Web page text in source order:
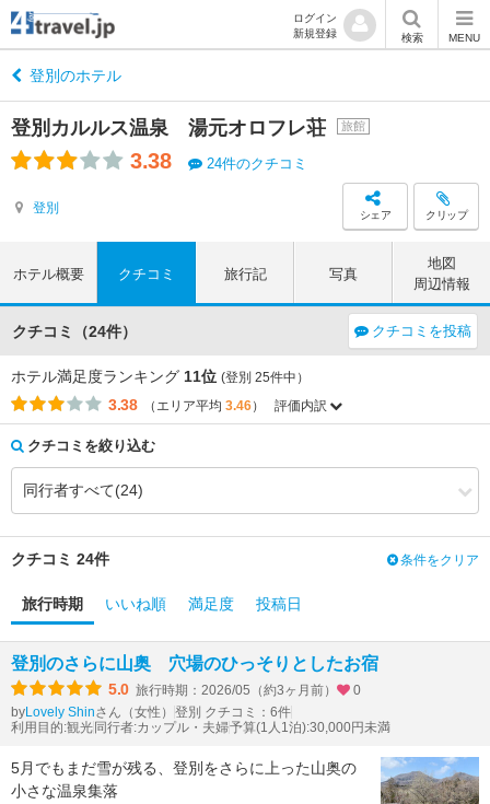
ログイン
新規登録
検索 MENU
登別のホテル
登別カルルス温泉 湯元オロフレ荘 旅館
3.38 24件のクチコミ
登別 シェア クリップ
ホテル概要 クチコミ 旅行記 写真
地図
周辺情報
クチコミ（24件） クチコミを投稿
ホテル満足度ランキング 11位 (登別 25件中）
3.38 （エリア平均 3.46）
評価内訳
評価項目
エリア平均
このホテルの平均
アクセス
コストパフォーマンス
接客対応 3.88 4.23（+0.35）
風呂
食事・ドリンク
クチコミを絞り込む
クチコミ 24件 条件をクリア
旅行時期 いいね順 満足度 投稿日
登別のさらに山奥 穴場のひっそりとしたお宿
5.0 旅行時期：2026/05（約3ヶ月前）
0
byLovely Shinさん（女性） 登別 クチコミ：6件
利用目的:観光 同行者:カップル・夫婦予算(1人1泊):30,000円未満
5月でもまだ雪が残る、登別をさらに上った山奥の
小さな温泉集落